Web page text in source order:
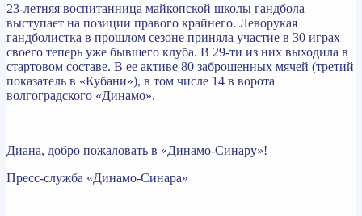
23-летняя воспитанница майкопской школы гандбола
выступает на позиции правого крайнего. Леворукая
гандболистка в прошлом сезоне приняла участие в 30 играх
своего теперь уже бывшего клуба. В 29-ти из них выходила в
стартовом составе. В ее активе 80 заброшенных мячей (третий
показатель в «Кубани»), в том числе 14 в ворота
волгоградского «Динамо».
Диана, добро пожаловать в «Динамо-Синару»!
Пресс-служба «Динамо-Синара»